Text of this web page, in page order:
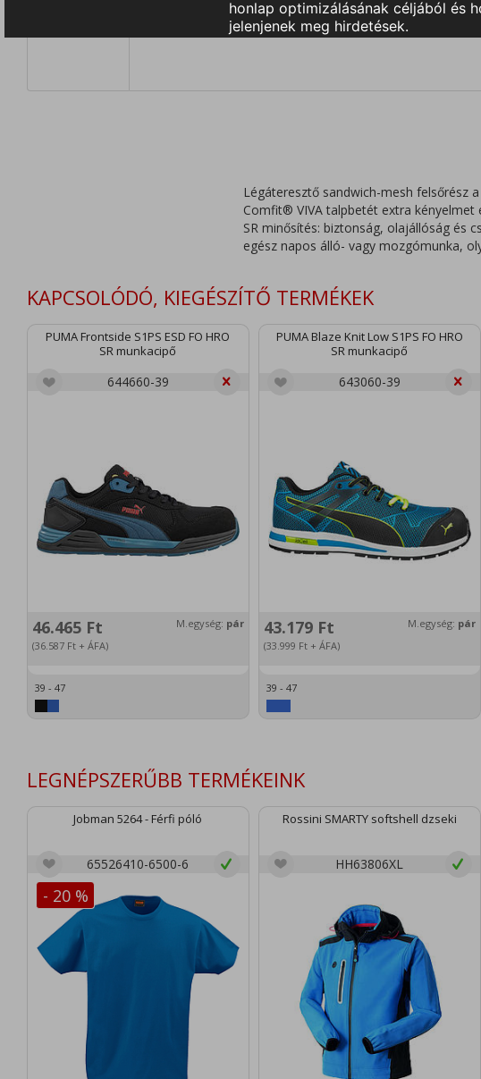
Légáteresztő sandwich-mesh felsőrész
Comfit® VIVA talpbetét extra kényelmet
SR minősítés: biztonság, olajállóság és
egész napos álló- vagy mozgómunka,
KAPCSOLÓDÓ, KIEGÉSZÍTŐ TERMÉKEK
PUMA Frontside S1PS ESD FO HRO
SR munkacipő
644660-39
46.465 Ft
(36.587 Ft + ÁFA)
M.egység: pár
39 - 47
PUMA Blaze Knit Low S1PS FO HRO
SR munkacipő
643060-39
43.179 Ft
(33.999 Ft+ ÁFA)
M.egység: pár
39 - 47
LEGNÉPSZERŰBB TERMÉKEINK
Jobman 5264 - Férfi póló
65526410-6500-6
- 20 %
Rossini SMARTY softshell dzseki
HH63806XL